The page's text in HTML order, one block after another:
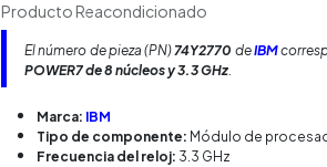
Producto Reacondicionado
El número de pieza (PN)74Y2770 deIBM
POWER7 de 8 núcleos y 3.3 GHz.
Marca: IBM
Tipo de componente: Módulo de
Frecuencia del reloj: 3.3 GHz